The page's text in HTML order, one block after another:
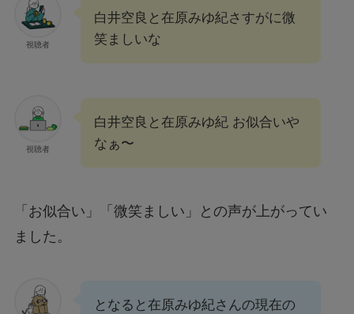
視聴者
白井空良と在原みゆ紀さすがに微
笑ましいな
視聴者
白井空良と在原みゆ紀 お似合いや
なぁ〜
「お似合い」「微笑ましい」との声が上がってい
ました。
となると在原みゆ紀さんの現在の